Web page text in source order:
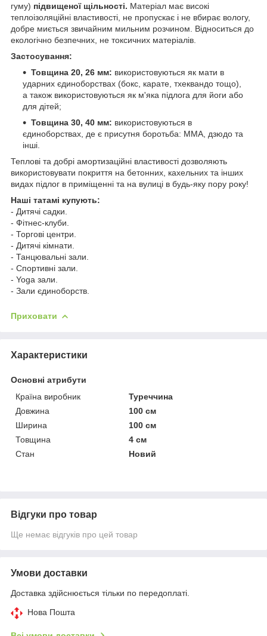
гуму) підвищеної щільності. Матеріал має високі
теплоізоляційні властивості, не пропускає і не вбирає вологу,
добре миється звичайним мильним розчином. Відноситься до
екологічно безпечних, не токсичних матеріалів.
Застосування:
Товщина 20, 26 мм: використовуються як мати в
ударних єдиноборствах (бокс, карате, тхеквандо тощо),
а також використовуються як м'яка підлога для йоги або
для дітей;
Товщина 30, 40 мм: використовуються в
єдиноборствах, де є присутня боротьба: ММА, дзюдо та
інші.
Теплові та добрі амортизаційні властивості дозволяють
використовувати покриття на бетонних, кахельних та інших
видах підлог в приміщенні та на вулиці в будь-яку пору року!
Наші татамі купують:
- Дитячі садки.
- Фітнес-клуби.
- Торгові центри.
- Дитячі кімнати.
- Танцювальні зали.
- Спортивні зали.
- Yoga зали.
- Зали єдиноборств.
Приховати
Характеристики
Основні атрибути
Країна виробник
Туреччина
Довжина
100 см
Ширина
100 см
Товщина
4 см
Стан
Новий
Відгуки про товар
Ще немає відгуків про цей товар
Умови доставки
Доставка здійснюється тільки по передоплаті.
Нова Пошта